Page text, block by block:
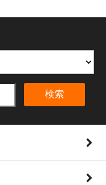
検索